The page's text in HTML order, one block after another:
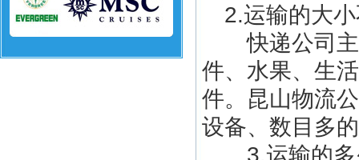
2.运输的大小
快递公司主
件、水果、生
件。昆山物流
设备、数目多
3.运输的多